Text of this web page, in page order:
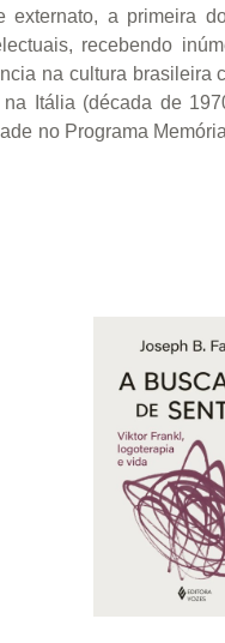
externato, a primeira
recebendo
na cultura brasileira
Itália (década de
no Programa